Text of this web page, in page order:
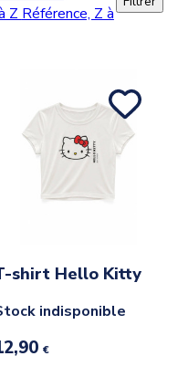
Z Référence, Z à
shirt Hello Kitty
indisponible
€